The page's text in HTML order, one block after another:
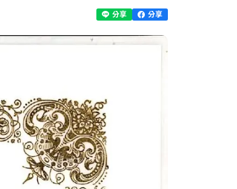
分享 分享